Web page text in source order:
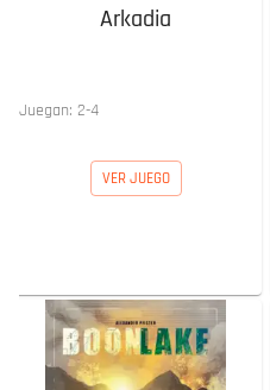
Arkadia
Juegan: 2-4
VER JUEGO